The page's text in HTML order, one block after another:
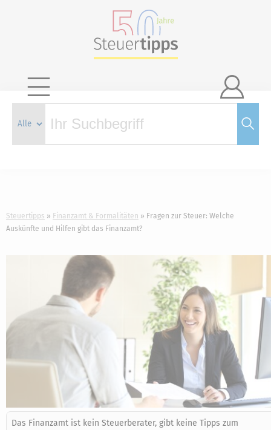

Steuertipps Finanzamt & Formalitäten
Fragen zur Steuer: Welche
Auskünfte und Hilfen gibt das Finanzamt?
Das Finanzamt ist kein Steuerberater, gibt keine Tipps zum